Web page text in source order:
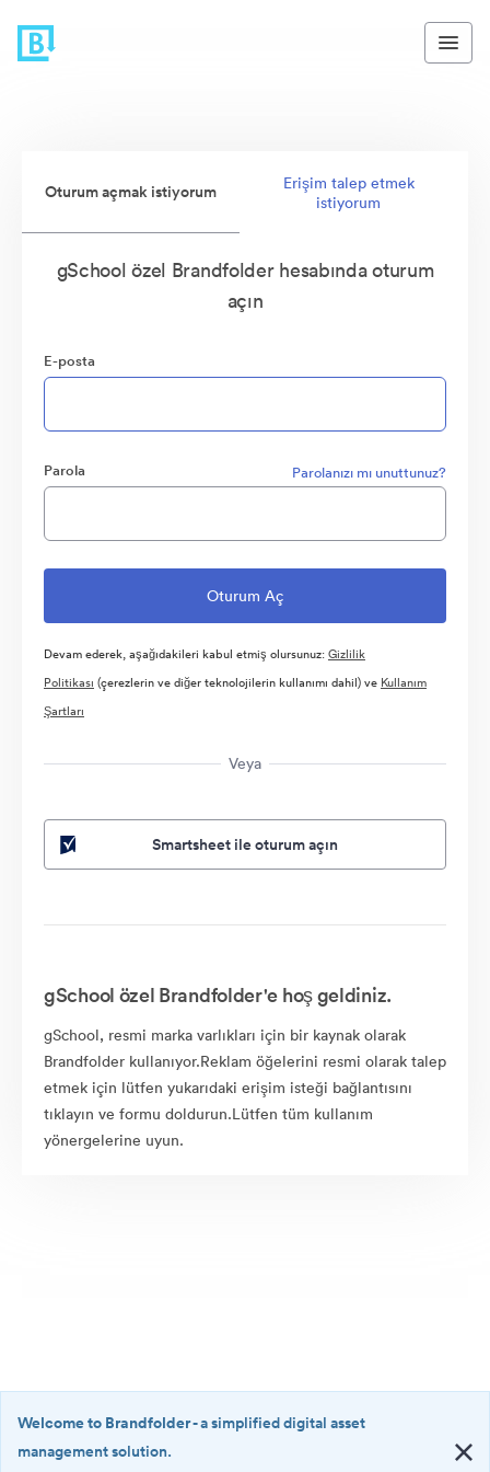
Oturum açmak istiyorum
Erişim talep etmek
istiyorum
gSchool özel Brandfolder hesabında oturum
açın
E-posta
Parola Parolanızı mı unuttunuz?
Devam ederek, aşağıdakileri kabul etmiş olursunuz:Gizlilik
Politikası (çerezlerin ve diğer teknolojilerin kullanımı dahil) ve Kullanım
Şartları
Veya
Smartsheet ile oturum açın
gSchool özel Brandfolder'e hoş geldiniz.
gSchool, resmi marka varlıkları için bir kaynak olarak
Brandfolder kullanıyor.Reklam öğelerini resmi olarak talep
etmek için lütfen yukarıdaki erişim isteği bağlantısını
tıklayın ve formu doldurun.Lütfen tüm kullanım
yönergelerine uyun.
Welcome to Brandfolder- a simplified digital asset
management solution.